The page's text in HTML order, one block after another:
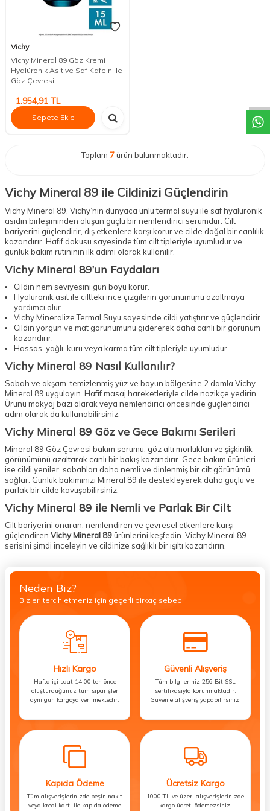
Vichy
Vichy Mineral 89 Göz Kremi
Hyalüronik Asit ve Saf Kafein ile
Göz Çevresi...
1.954,91 TL
Sepete Ekle
Toplam 7ürün bulunmaktadır.
Vichy Mineral 89 ile Cildinizi Güçlendirin
Vichy Mineral 89, Vichy’nin dünyaca ünlü termal suyu ile saf hyalüronik
asidin birleşiminden oluşan güçlü bir nemlendirici serumdur. Cilt
bariyerini güçlendirir, dış etkenlere karşı korur ve cilde doğal bir canlılık
kazandırır. Hafif dokusu sayesinde tüm cilt tipleriyle uyumludur ve
günlük bakım rutininin ilk adımı olarak kullanılır.
Vichy Mineral 89’un Faydaları
Cildin nem seviyesini gün boyu korur.
Hyalüronik asit ile ciltteki ince çizgilerin görünümünü azaltmaya
yardımcı olur.
Vichy Mineralize Termal Suyu sayesinde cildi yatıştırır ve güçlendirir.
Cildin yorgun ve mat görünümünü gidererek daha canlı bir görünüm
kazandırır.
Hassas, yağlı, kuru veya karma tüm cilt tipleriyle uyumludur.
Vichy Mineral 89 Nasıl Kullanılır?
Sabah ve akşam, temizlenmiş yüz ve boyun bölgesine 2 damla Vichy
Mineral 89 uygulayın. Hafif masaj hareketleriyle cilde nazikçe yedirin.
Ürünü makyaj bazı olarak veya nemlendirici öncesinde güçlendirici
adım olarak da kullanabilirsiniz.
Vichy Mineral 89 Göz ve Gece Bakımı Serileri
Mineral 89 Göz Çevresi bakım serumu, göz altı morlukları ve şişkinlik
görünümünü azaltarak canlı bir bakış kazandırır. Gece bakım ürünleri
ise cildi yeniler, sabahları daha nemli ve dinlenmiş bir cilt görünümü
sağlar. Günlük bakımınızı Mineral 89 ile destekleyerek daha güçlü ve
parlak bir cilde kavuşabilirsiniz.
Vichy Mineral 89 ile Nemli ve Parlak Bir Cilt
Cilt bariyerini onaran, nemlendiren ve çevresel etkenlere karşı
güçlendiren Vichy Mineral 89ürünlerini keşfedin. Vichy Mineral 89
serisini şimdi inceleyin ve cildinize sağlıklı bir ışıltı kazandırın.
Neden Biz?
Bizleri tercih etmeniz için geçerli birkaç sebep.
Hızlı Kargo
Hafta içi saat 14:00’ten önce
oluşturduğunuz tüm siparişler
aynı gün kargoya verilmektedir.
Güvenli Alışveriş
Tüm bilgileriniz 256 Bit SSL
sertifikasıyla korunmaktadır.
Güvenle alışveriş yapabilirsiniz.
Kapıda Ödeme
Tüm alışverişlerinizde peşin nakit
veya kredi kartı ile kapıda ödeme
Ücretsiz Kargo
1000 TL ve üzeri alışverişlerinizde
kargo ücreti ödemezsiniz.